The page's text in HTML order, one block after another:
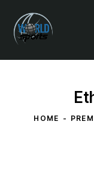
HOME